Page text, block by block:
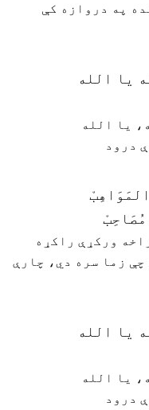
په دروازه کې
يا الله
یا الله
درود
ورکړې راکړه
چې زما سره دي، چارې
يا الله
یا الله
درود